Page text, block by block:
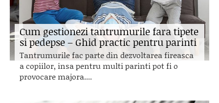
Cum gestionezi tantrumurile fara tipete
si pedepse – Ghid practic pentru parinti
Tantrumurile fac parte din dezvoltarea fireasca
a copiilor, insa pentru multi parinti pot fi o
provocare majora....